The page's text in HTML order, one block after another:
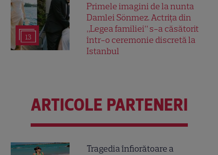
13
Primele imagini de la nunta
Damlei Sönmez. Actrița din
„Legea familiei” s-a căsătorit
într-o ceremonie discretă la
Istanbul
ARTICOLE PARTENERI
Tragedia înfiorătoare a